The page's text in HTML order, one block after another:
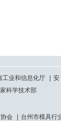
工业和信息化厅
安
科学技术部
会
台州市模具行